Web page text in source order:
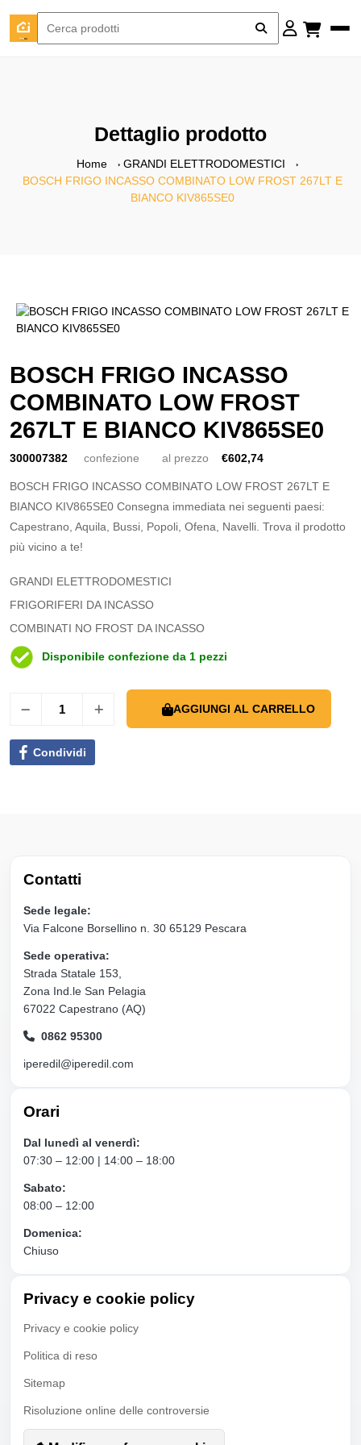
Dettaglio prodotto
Home
GRANDI ELETTRODOMESTICI
BOSCH FRIGO INCASSO COMBINATO LOW FROST 267LT E
BIANCO KIV865SE0
BOSCH FRIGO INCASSO
COMBINATO LOW FROST
267LT E BIANCO KIV865SE0
300007382 confezione al prezzo €602,74
BOSCH FRIGO INCASSO COMBINATO LOW FROST 267LT E
BIANCO KIV865SE0 Consegna immediata nei seguenti paesi:
Capestrano, Aquila, Bussi, Popoli, Ofena, Navelli. Trova il prodotto
più vicino a te!
GRANDI ELETTRODOMESTICI
FRIGORIFERI DA INCASSO
COMBINATI NO FROST DA INCASSO
Disponibile confezione da 1 pezzi
AGGIUNGI AL CARRELLO
Condividi
Contatti
Sede legale:
Via Falcone Borsellino n. 30 65129 Pescara
Sede operativa:
Strada Statale 153,
Zona Ind.le San Pelagia
67022 Capestrano (AQ)
0862 95300
iperedil@iperedil.com
Orari
Dal lunedì al venerdì:
07:30 – 12:00 | 14:00 – 18:00
Sabato:
08:00 – 12:00
Domenica:
Chiuso
Privacy e cookie policy
Privacy e cookie policy
Politica di reso
Sitemap
Risoluzione online delle controversie